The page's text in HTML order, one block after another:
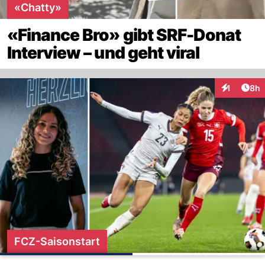
«Chatty»
«Finance Bro» gibt SRF-Donat
Interview – und geht viral
1 8h
FCZ-Saisonstart